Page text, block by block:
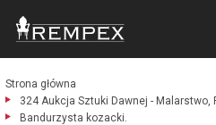
Strona główna
324 Aukcja Sztuki Dawnej - Malarstwo,
Bandurzysta kozacki.